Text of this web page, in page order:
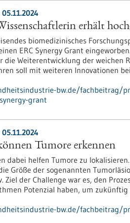
erhält
biomedizinisches
ERC Synergy Grant
die Weiterentwicklung der weichen
soll mit weiteren Innovationen
bw.de/fachbeitrag/
grant
Tumore erkennen
dabei helfen Tumore zu
Größe der sogenannten
Ziel der Challenge war es, den
Potenzial haben, um
bw.de/fachbeitrag/